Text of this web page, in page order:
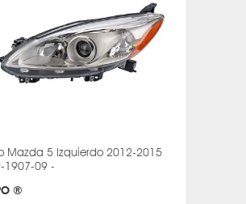
Mazda 5 Izquierdo 2012-2015
1907-09 -
®